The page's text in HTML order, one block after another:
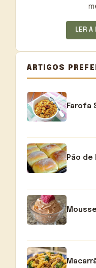
LER
ARTIGOS
Farofa
Pão